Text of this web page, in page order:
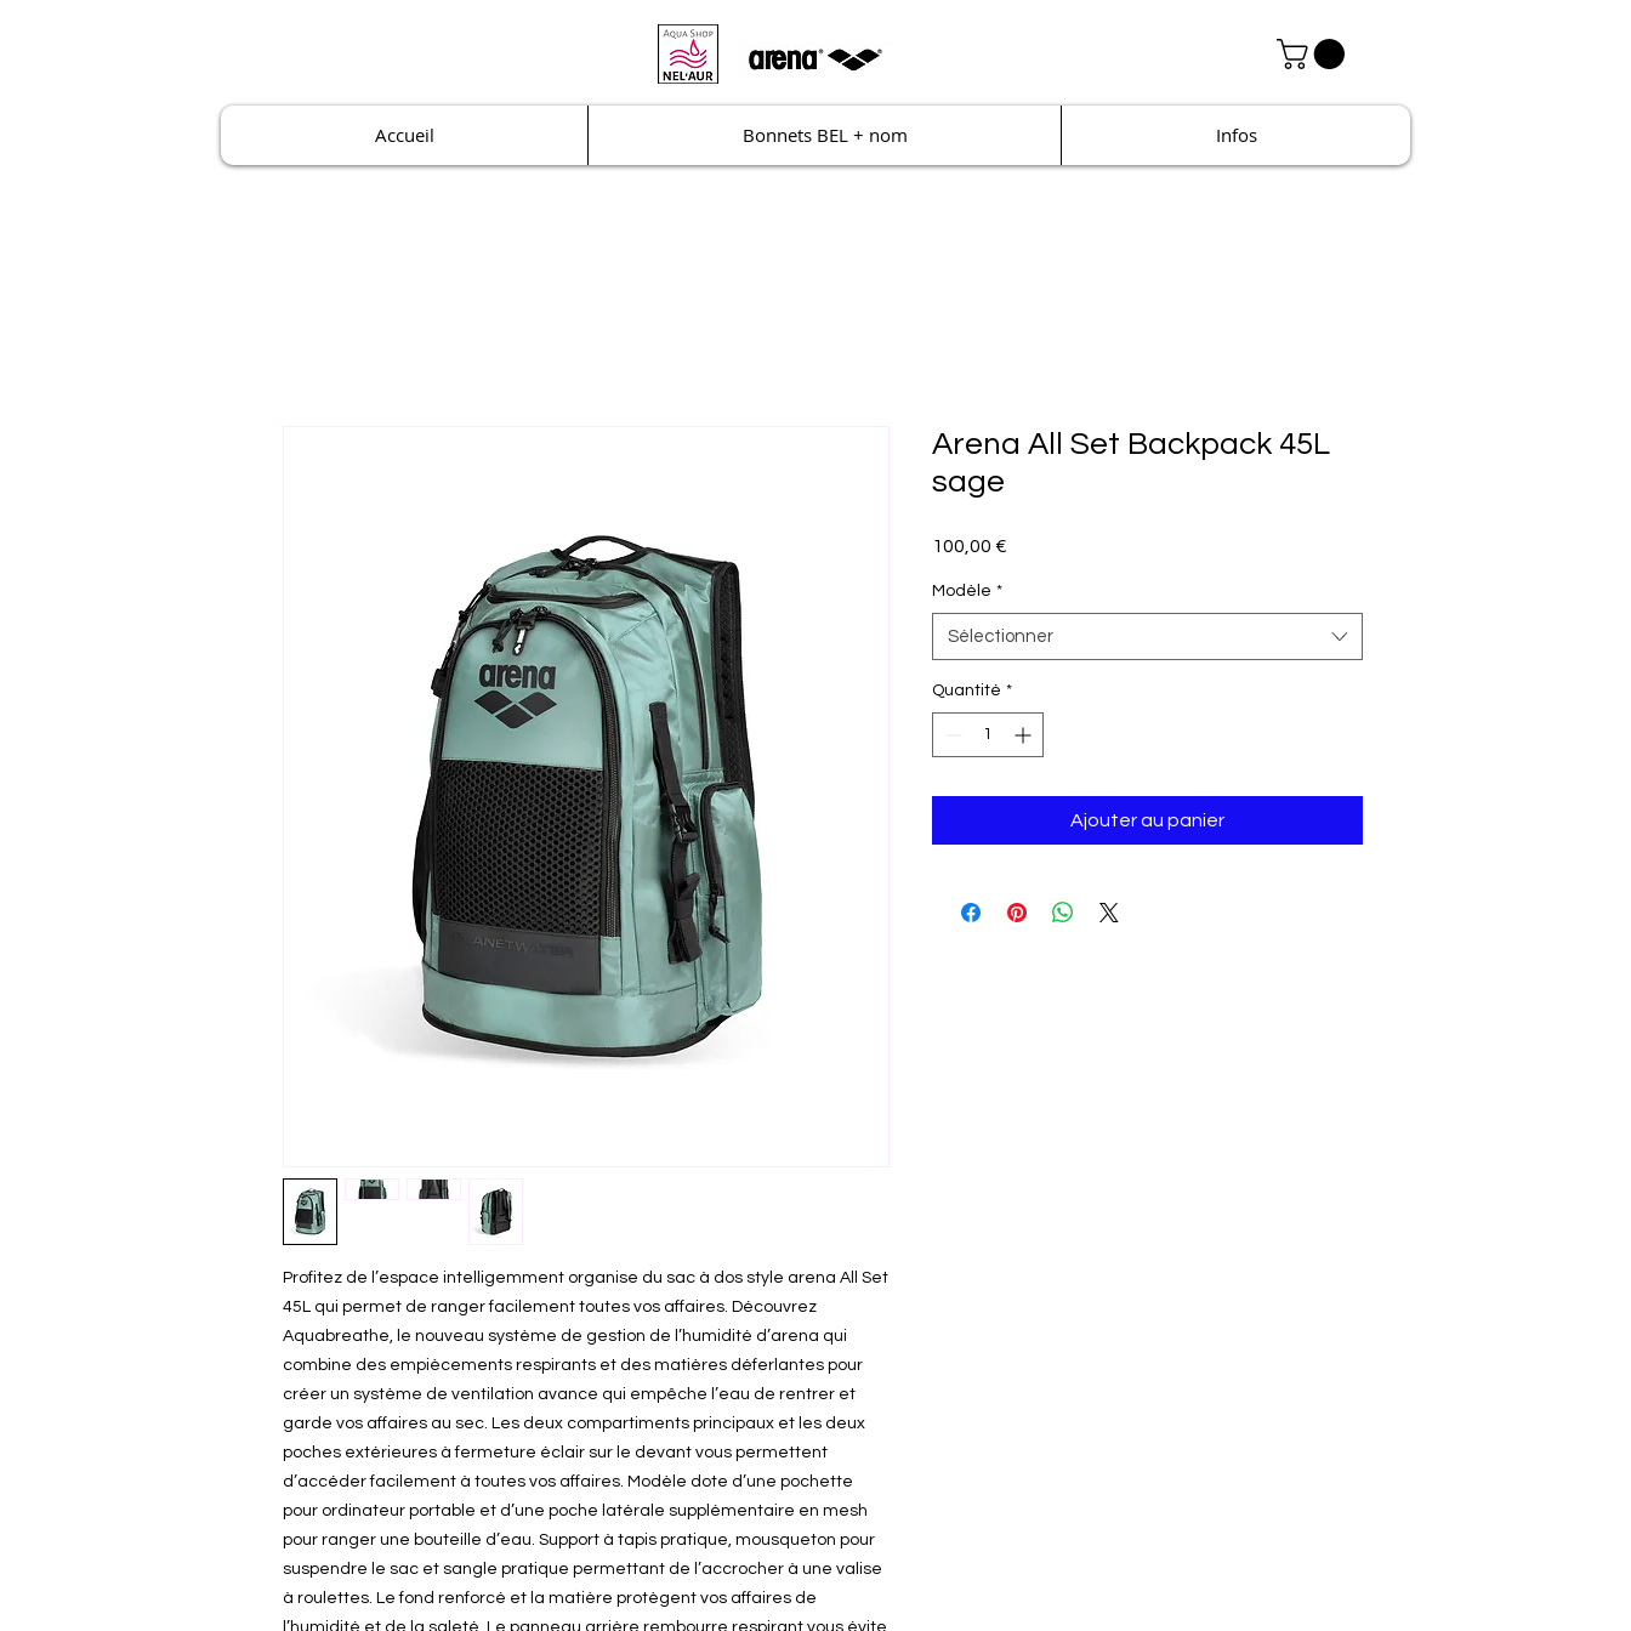
Accueil Bonnets BEL + nom Infos
Profitez de l’espace intelligemment organise du sac à dos style arena All Set
45L qui permet de ranger facilement toutes vos affaires. Découvrez
Aquabreathe, le nouveau système de gestion de l’humidité d’arena qui
combine des empiècements respirants et des matières déferlantes pour
créer un système de ventilation avance qui empêche l’eau de rentrer et
garde vos affaires au sec. Les deux compartiments principaux et les deux
poches extérieures à fermeture éclair sur le devant vous permettent
d’accéder facilement à toutes vos affaires. Modèle dote d’une pochette
pour ordinateur portable et d’une poche latérale supplémentaire en mesh
pour ranger une bouteille d’eau. Support à tapis pratique, mousqueton pour
suspendre le sac et sangle pratique permettant de l’accrocher à une valise
à roulettes. Le fond renforcé et la matière protègent vos affaires de
l’humidité et de la saleté. Le panneau arrière rembourre respirant vous évite
Arena All Set Backpack 45L
sage
100,00 €
Modèle *
Sélectionner
Quantité *
Ajouter au panier